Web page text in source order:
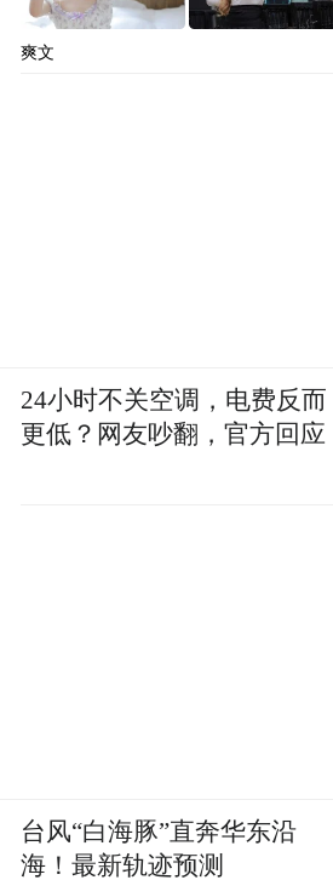
爽文
24小时不关空调，电费反而
更低？网友吵翻，官方回应
台风“白海豚”直奔华东沿
海！最新轨迹预测